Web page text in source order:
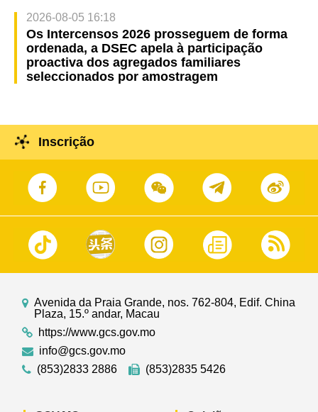
2026-08-05 16:18
Os Intercensos 2026 prosseguem de forma
ordenada, a DSEC apela à participação
proactiva dos agregados familiares
seleccionados por amostragem
Inscrição
Avenida da Praia Grande, nos. 762-804, Edif. China
Plaza, 15.º andar, Macau
https://www.gcs.gov.mo
info@gcs.gov.mo
(853)2833 2886
(853)2835 5426